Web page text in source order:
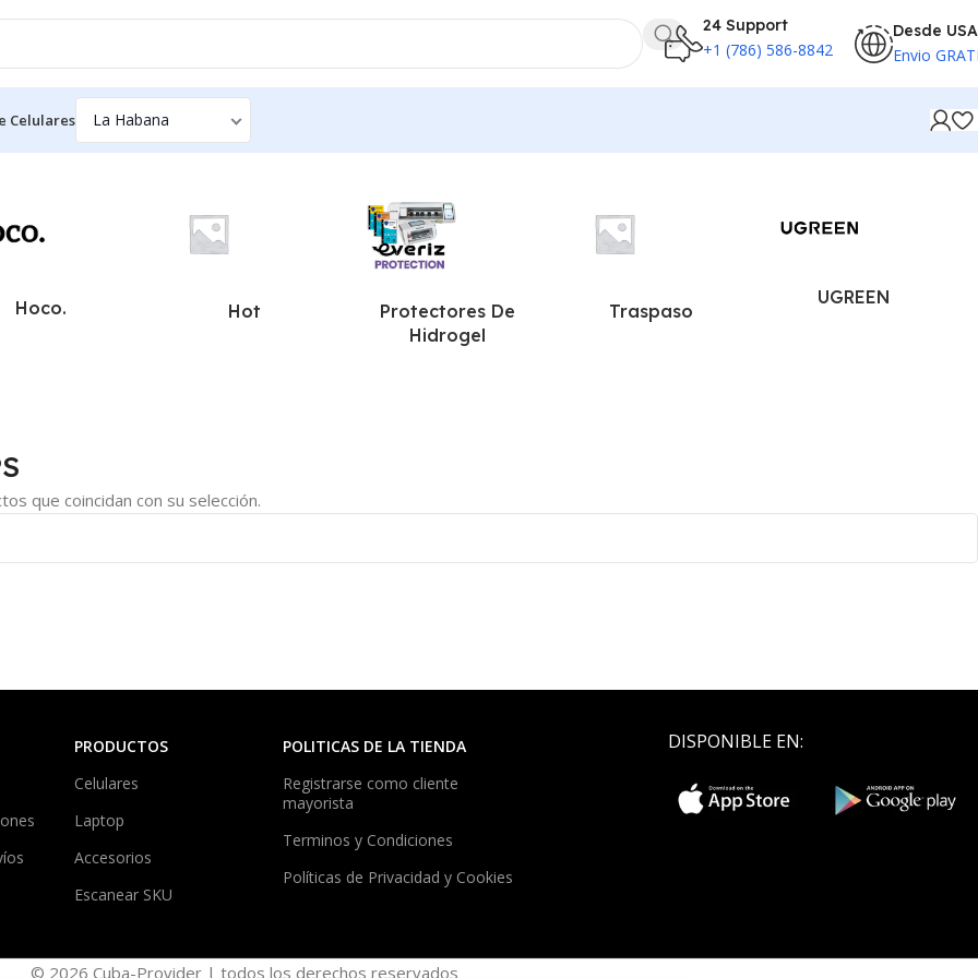
24 Support
+1 (786) 586-8842
Desde USA
Envio
Celulares
Hoco. Hot
Protectores De
Hidrogel
Traspaso
UGREEN
que coincidan con su selección.
PRODUCTOS
Celulares
Laptop
Accesorios
Escanear SKU
POLITICAS DE LA TIENDA
Registrarse como cliente
mayorista
Terminos y Condiciones
Políticas de Privacidad y Cookies
DISPONIBLE EN:
© 2026 Cuba-Provider | todos los derechos reservados